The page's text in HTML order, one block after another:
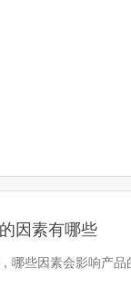
因素有哪些
哪些因素会影响产品